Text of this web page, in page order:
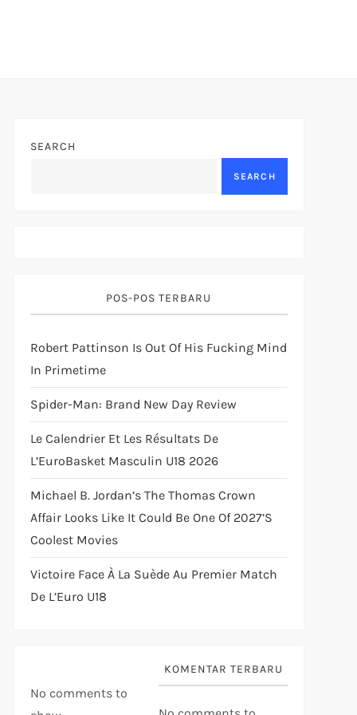
SEARCH
SEARCH
POS-POS TERBARU
Robert Pattinson Is Out Of His Fucking Mind
In Primetime
Spider-Man: Brand New Day Review
Le Calendrier Et Les Résultats De
L’EuroBasket Masculin U18 2026
Michael B. Jordan’s The Thomas Crown
Affair Looks Like It Could Be One Of 2027’s
Coolest Movies
Victoire Face À La Suède Au Premier Match
De L’Euro U18
No comments to
KOMENTAR TERBARU